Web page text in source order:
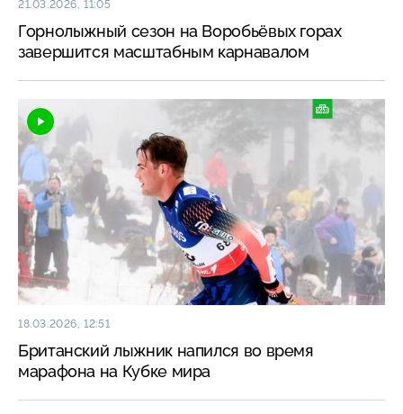
21.03.2026, 11:05
Горнолыжный сезон на Воробьёвых горах
завершится масштабным карнавалом
18.03.2026, 12:51
Британский лыжник напился во время
марафона на Кубке мира